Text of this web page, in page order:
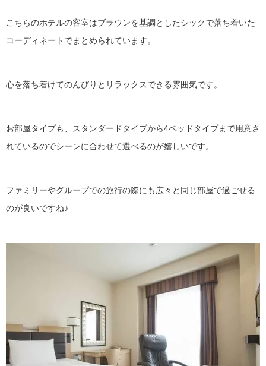
こちらのホテルの客室はブラウンを基調としたシックで落ち着いた
コーディネートでまとめられています。
心を落ち着けてのんびりとリラックスできる雰囲気です。
お部屋タイプも、スタンダードタイプから4ベッドタイプまで用意さ
れているのでシーンに合わせて選べるのが嬉しいです。
ファミリーやグループでの旅行の際にも広々と同じ部屋で過ごせる
のが良いですね♪